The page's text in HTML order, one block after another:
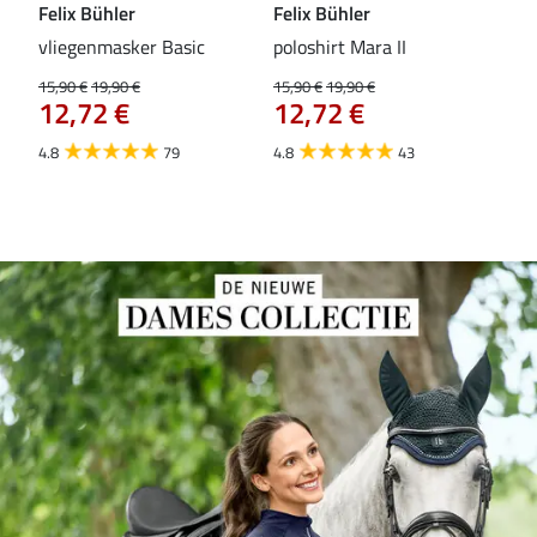
Felix Bühler
vliegenmasker Basic
15,90 €19,90 €
12,72 €
4.8 79
Felix Bühler
poloshirt Mara II
15,90 €19,90 €
12,72 €
4.8 43